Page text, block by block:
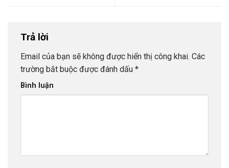
Trả lời
Email của bạn sẽ không được hiển thị công khai. Các
trường bắt buộc được đánh dấu *
Bình luận